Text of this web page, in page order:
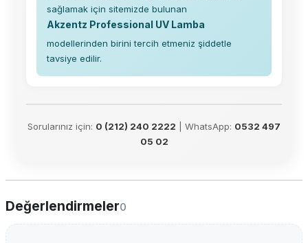
sağlamak için sitemizde bulunan
Akzentz Professional UV Lamba
modellerinden birini tercih etmeniz şiddetle
tavsiye edilir.
Sorularınız için: 0 (212) 240 2222 | WhatsApp: 0532 497
05 02
Değerlendirmeler0